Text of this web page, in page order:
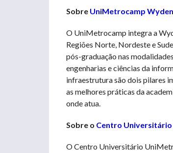
Sobre UniMetrocamp Wyden
O UniMetrocamp integra a
Regiões Norte, Nordeste e
pós-graduação nas
engenharias e ciências da
infraestrutura são dois pilares
as melhores práticas da
onde atua.
Sobre o Centro
O Centro Universitário